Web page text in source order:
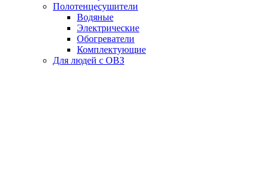
Полотенцесушители
Водяные
Электрические
Обогреватели
Комплектующие
Для людей с ОВЗ